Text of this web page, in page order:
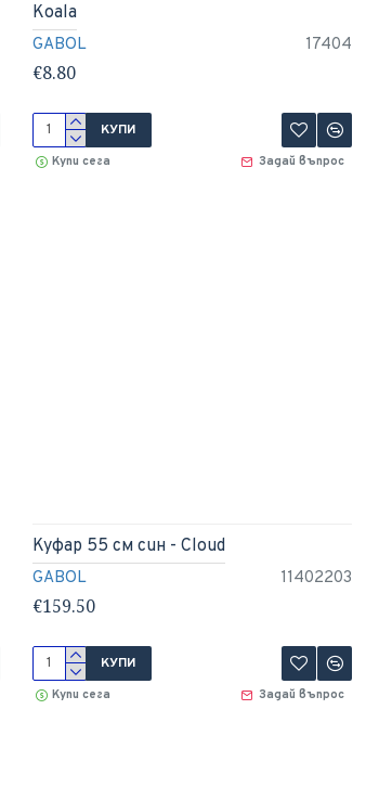
GABOL 17404
Koala
€8.80
КУПИ
Купи сега Задай въпрос
GABOL 11402203
Куфар 55 см син - Cloud
€159.50
КУПИ
Купи сега Задай въпрос